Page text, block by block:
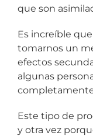
que son
Es increíble
tomarnos un
efectos
algunas
completamente
Este tipo de
y otra vez